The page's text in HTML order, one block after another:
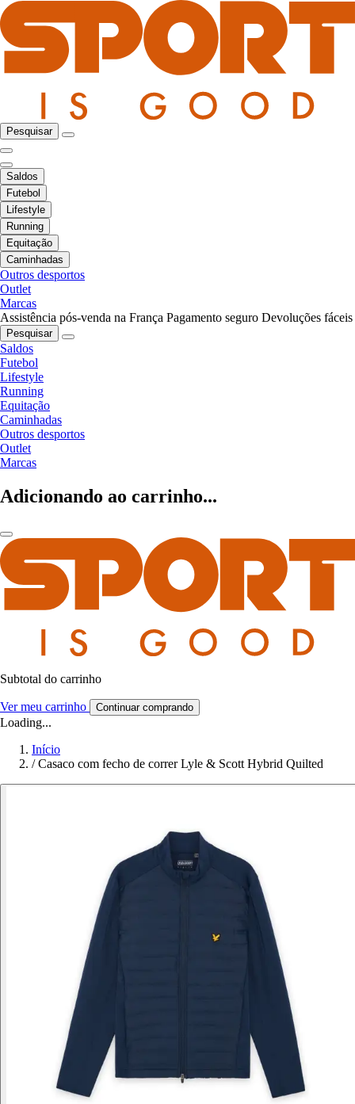
Pesquisar
Saldos
Futebol
Lifestyle
Running
Equitação
Caminhadas
Outros desportos
Outlet
Marcas
Assistência pós-venda na França Pagamento seguro Devoluções fáceis
Pesquisar
Saldos
Futebol
Lifestyle
Running
Equitação
Caminhadas
Outros desportos
Outlet
Marcas
Adicionando ao carrinho...
Subtotal do carrinho
Ver meu carrinho Continuar comprando
Loading...
Início
/ Casaco com fecho de correr Lyle & Scott Hybrid Quilted